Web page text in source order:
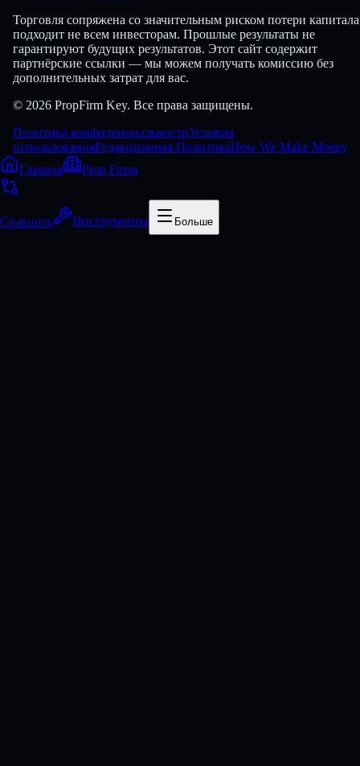
Торговля сопряжена со значительным риском потери
подходит не всем инвесторам. Прошлые результаты не
гарантируют будущих результатов. Этот сайт содержит
партнёрские ссылки — мы можем получать комиссию без
дополнительных затрат для вас.
© 2026 PropFirm Key. Все права защищены.
Политика конфиденциальностиУсловия
использованияРедакционная ПолитикаHow We Make Money
Главная
Prop Firms
Сравнить Инструменты Больше